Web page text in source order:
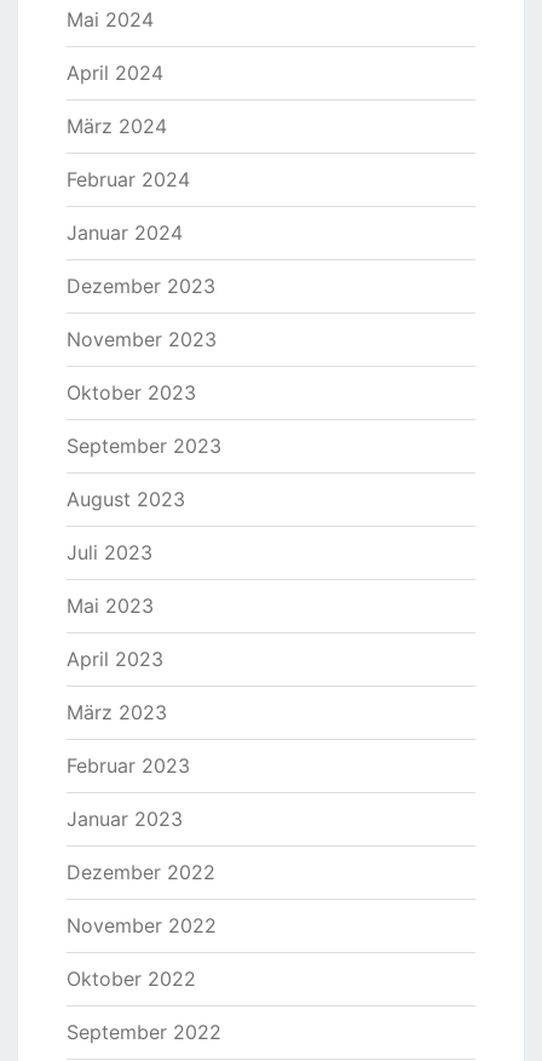
Mai 2024
April 2024
März 2024
Februar 2024
Januar 2024
Dezember 2023
November 2023
Oktober 2023
September 2023
August 2023
Juli 2023
Mai 2023
April 2023
März 2023
Februar 2023
Januar 2023
Dezember 2022
November 2022
Oktober 2022
September 2022